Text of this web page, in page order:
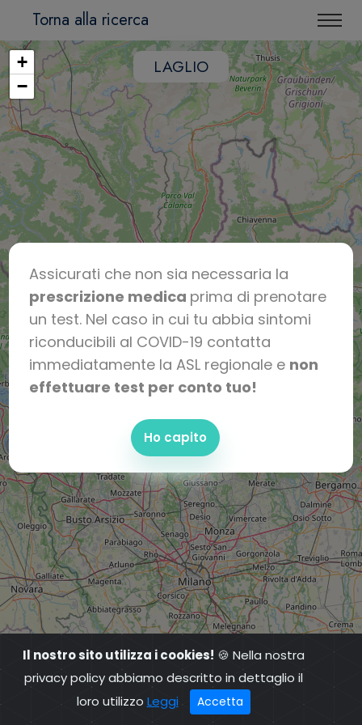
Assicurati che non sia necessaria la
prescrizione medica prima di prenotare
un test. Nel caso in cui tu abbia sintomi
riconducibili al COVID-19 contatta
immediatamente la ASL regionale e non
effettuare test per conto tuo!
Ho capito
Torna alla ricerca
LAGLIO
+
−
Il nostro sito utilizza i cookies! 🍪 Nella nostra
privacy policy abbiamo descritto in dettaglio il
loro utilizzo Leggi Accetta